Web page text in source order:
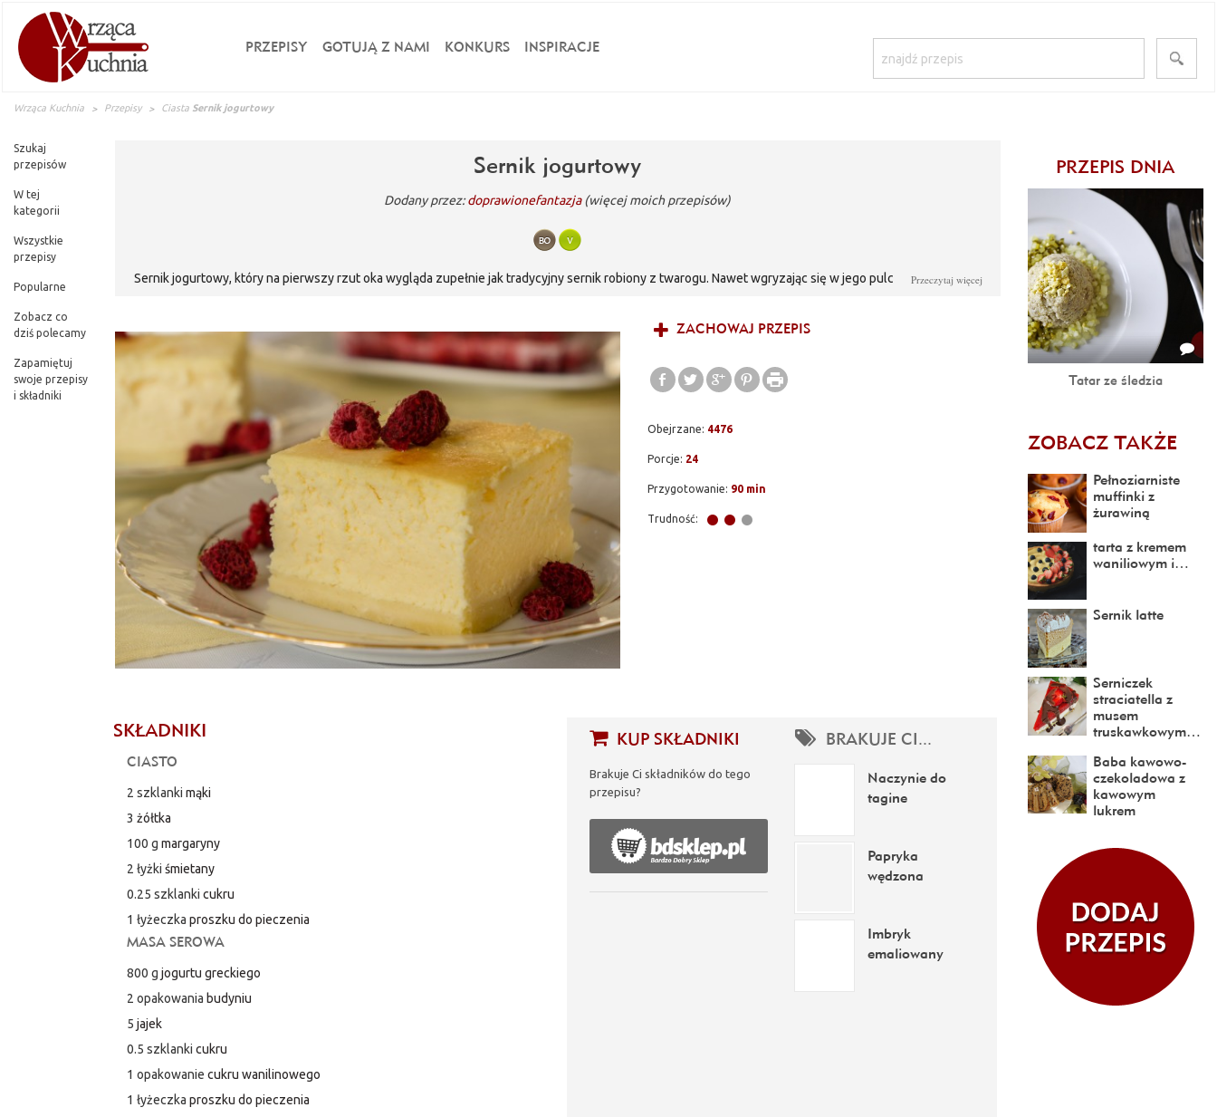
PRZEPISY GOTUJĄ Z NAMI KONKURS INSPIRACJE
Wrząca Kuchnia Przepisy Ciasta Sernik jogurtowy
Szukaj
przepisów
W tej
kategorii
Wszystkie
przepisy
Popularne
Zobacz co
dziś polecamy
Zapamiętuj
swoje przepisy
i składniki
Sernik jogurtowy
Dodany przez:doprawionefantazja (więcej moich przepisów)
Sernik jogurtowy, który na pierwszy rzut oka wygląda zupełnie jak tradycyjny sernik robiony z twarogu. Nawet wgryzając się w jego pulchną i niezwykle
Przeczytaj więcej
ZACHOWAJ PRZEPIS
Obejrzane: 4476
Porcje: 24
Przygotowanie: 90 min
Trudność:
SKŁADNIKI
CIASTO
2 szklanki mąki
3żółtka
100 g margaryny
2 łyżki śmietany
0.25 szklanki cukru
1 łyżeczka proszku do pieczenia
MASA SEROWA
800 g jogurtu greckiego
2 opakowania budyniu
5jajek
0.5 szklanki cukru
1 opakowanie cukru wanilinowego
1 łyżeczka proszku do pieczenia
KUP SKŁADNIKI
Brakuje Ci składników do tego
przepisu?
BRAKUJE CI...
Naczynie do
tagine
Papryka
wędzona
Imbryk
emaliowany
PRZEPIS DNIA
Tatar ze śledzia
ZOBACZ TAKŻE
Pełnoziarniste
muffinki z
żurawiną
tarta z kremem
waniliowym i…
Sernik latte
Serniczek
straciatella z
musem
truskawkowym…
Baba kawowo-
czekoladowa z
kawowym
lukrem